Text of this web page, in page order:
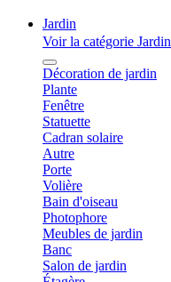
Jardin
Voir la catégorie Jardin
Décoration de jardin
Plante
Fenêtre
Statuette
Cadran solaire
Autre
Porte
Volière
Bain d'oiseau
Photophore
Meubles de jardin
Banc
Salon de jardin